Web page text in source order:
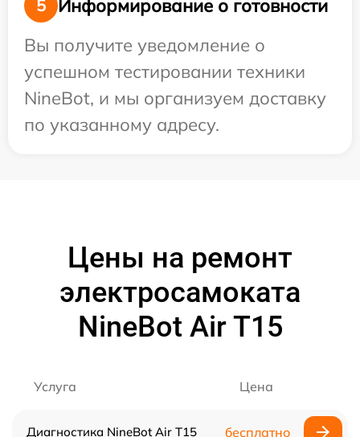
5
Информирование о готовности
Вы получите уведомление о
успешном тестировании техники
NineBot, и мы организуем доставку
по указанному адресу.
Цены на ремонт
электросамоката
NineBot Air T15
Услуга Цена
Диагностика NineBot Air T15 бесплатно